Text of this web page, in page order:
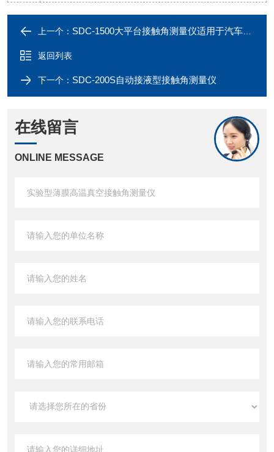
上一个： SDC-1500大平台接触角测量仪适用于汽车挡风玻璃
返回列表
下一个： SDC-200S自动接液型接触角测量仪
在线留言
ONLINE MESSAGE